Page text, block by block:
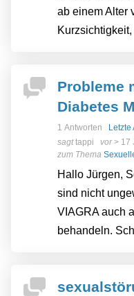
ab einem Alter
Kurzsichtigkeit,
Probleme
Diabetes
1 Antworten
Letzte
sagttappi vor> 17
zum Thema
Hallo Jürgen,
sind nicht
VIAGRA auch
behandeln.